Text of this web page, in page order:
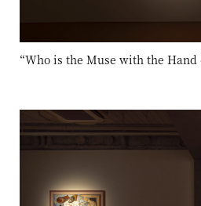
“Who is the Muse with the Hand